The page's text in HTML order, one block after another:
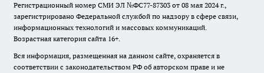
Регистрационный номер СМИ ЭЛ №ФС77-87303 от 08 мая 2024 г.,
зарегистрировано Федеральной службой по надзору в сфере связи,
информационных технологий и массовых коммуникаций.
Возрастная категория сайта 16+.
Вся информация, размещенная на данном сайте, охраняется в
соответствии с законодательством РФ об авторском праве и не